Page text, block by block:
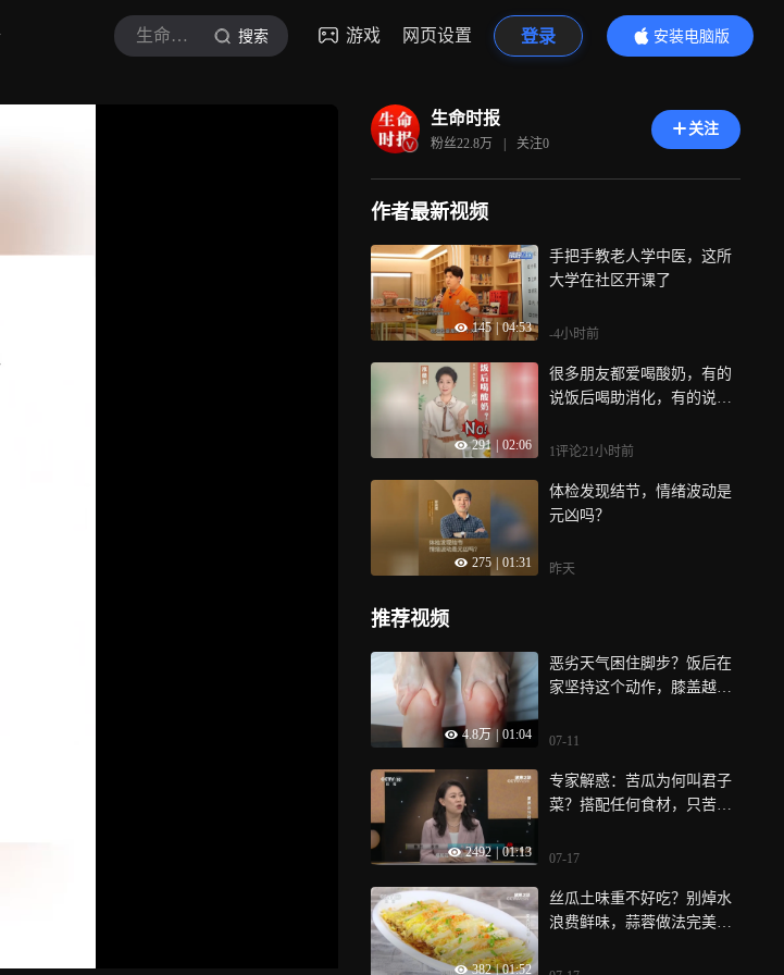
生命时报 搜索 游戏 网页设置 登录
安装电脑版
内容更精彩
生命时报
粉丝22.8万 | 关注0
关注
作者最新视频
145 04:53
手把手教老人学中医，这所
大学在社区开课了
-4小时前
291 02:06
很多朋友都爱喝酸奶，有的
说饭后喝助消化，有的说晚
天咱们就聊聊，酸奶到底怎
1评论21小时前
275 01:31
体检发现结节，情绪波动是
元凶吗？
昨天
推荐视频
4.8万 01:04
恶劣天气困住脚步？饭后在
家坚持这个动作，膝盖越练
07-11
2492 | 01:13
专家解惑：苦瓜为何叫君子
菜？搭配任何食材，只苦自
07-17
382 | 01:52
丝瓜土味重不好吃？别焯水
浪费鲜味，蒜蓉做法完美去